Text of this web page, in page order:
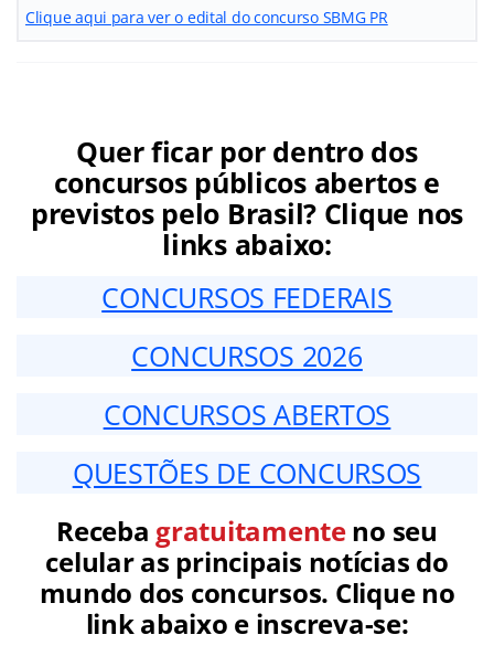
Clique aqui para ver o edital do concurso SBMG PR
Quer ficar por dentro dos
concursos públicos abertos e
previstos pelo Brasil? Clique nos
links abaixo:
CONCURSOS FEDERAIS
CONCURSOS 2026
CONCURSOS ABERTOS
QUESTÕES DE CONCURSOS
Receba gratuitamenteno seu
celular as principais notícias do
mundo dos concursos. Clique no
link abaixo e inscreva-se: